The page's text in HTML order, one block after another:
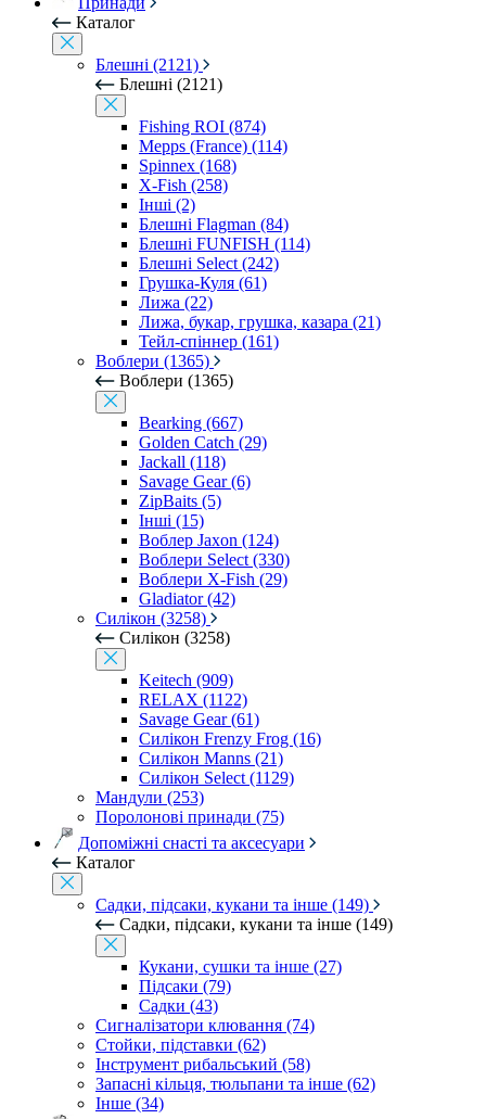
Каталог
Блешні (2121)
Блешні (2121)
Fishing ROI (874)
Mepps (France) (114)
Spinnex (168)
X-Fish (258)
Інші (2)
Блешні Flagman (84)
Блешні FUNFISH (114)
Блешні Select (242)
Грушка-Куля (61)
Лижа (22)
Лижа, букар, грушка, казара (21)
Тейл-спіннер (161)
Воблери (1365)
Воблери (1365)
Bearking (667)
Golden Catch (29)
Jackall (118)
Savage Gear (6)
ZipBaits (5)
Інші (15)
Воблер Jaxon (124)
Воблери Select (330)
Воблери X-Fish (29)
Gladiator (42)
Силікон (3258)
Силікон (3258)
Keitech (909)
RELAX (1122)
Savage Gear (61)
Силікон Frenzy Frog (16)
Силікон Manns (21)
Силікон Select (1129)
Мандули (253)
Поролонові принади (75)
Допоміжні снасті та аксесуари
Каталог
Садки, підсаки, кукани та інше (149)
Садки, підсаки, кукани та інше (149)
Кукани, сушки та інше (27)
Підсаки (79)
Садки (43)
Сигналізатори клювання (74)
Стойки, підставки (62)
Інструмент рибальський (58)
Запасні кільця, тюльпани та інше (62)
Інше (34)